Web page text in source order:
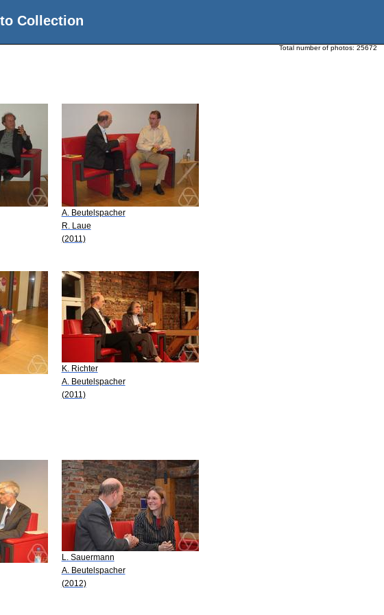
Collection
Total number of photos: 25672
A. Beutelspacher
R. Laue
(2011)
K. Richter
A. Beutelspacher
(2011)
L. Sauermann
A. Beutelspacher
(2012)